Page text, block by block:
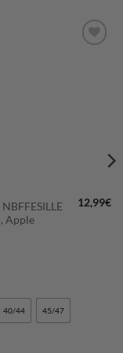
Apple
12,99€
40/44 45/47